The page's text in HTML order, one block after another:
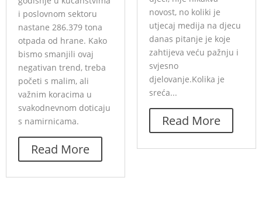
i poslovnom sektoru
nastane 286.379 tona
otpada od hrane. Kako
bismo smanjili ovaj
negativan trend, treba
početi s malim, ali
važnim koracima u
svakodnevnom doticaju
s namirnicama.
Read More
novost, no koliki je
utjecaj medija na djecu
danas pitanje je koje
zahtijeva veću pažnju i
svjesno
djelovanje.Kolika je
sreća...
Read More